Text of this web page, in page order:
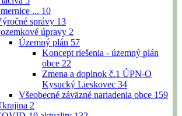
... 10
správy 13
úpravy 2
Územný plán 57
Koncept riešenia - územný plán
obce 22
Zmena a doplnok č.1 ÚPN-O
Kysucký Lieskovec 34
Všeobecné záväzné nariadenia obce 159
2